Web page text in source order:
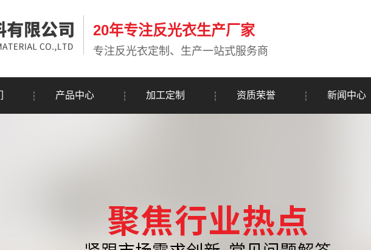
20年专注反光衣生产厂家
专注反光衣定制、生产一站式服务商
产品中心 加工定制 资质荣誉 新闻中心